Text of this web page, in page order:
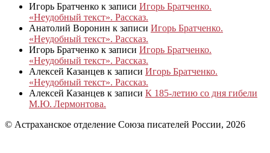
Игорь Братченко к записи Игорь Братченко.
«Неудобный текст». Рассказ.
Анатолий Воронин к записи Игорь Братченко.
«Неудобный текст». Рассказ.
Игорь Братченко к записи Игорь Братченко.
«Неудобный текст». Рассказ.
Алексей Казанцев к записи Игорь Братченко.
«Неудобный текст». Рассказ.
Алексей Казанцев к записи К 185‑летию со дня гибели
М.Ю. Лермонтова.
© Астраханское отделение Союза писателей России, 2026